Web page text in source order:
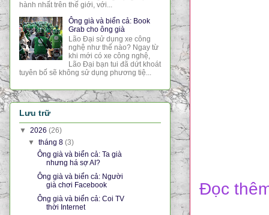
Đọc
hành nhất trên thế giới, với...
Ông già và biển cả: Book
Grab cho ông già
Lão Đại sử dụng xe công
nghệ như thế nào? Ngay từ
khi mới có xe công nghệ,
Lão Đại bạn tui đã dứt khoát
tuyên bố sẽ không sử dụng phương tiệ...
Lưu trữ
▼ 2026 (26)
▼tháng 8(3)
Ông già và biển cả: Ta già
nhưng há sợ AI?
Ông già và biển cả: Người
già chơi Facebook
Ông già và biển cả: Coi TV
thời Internet